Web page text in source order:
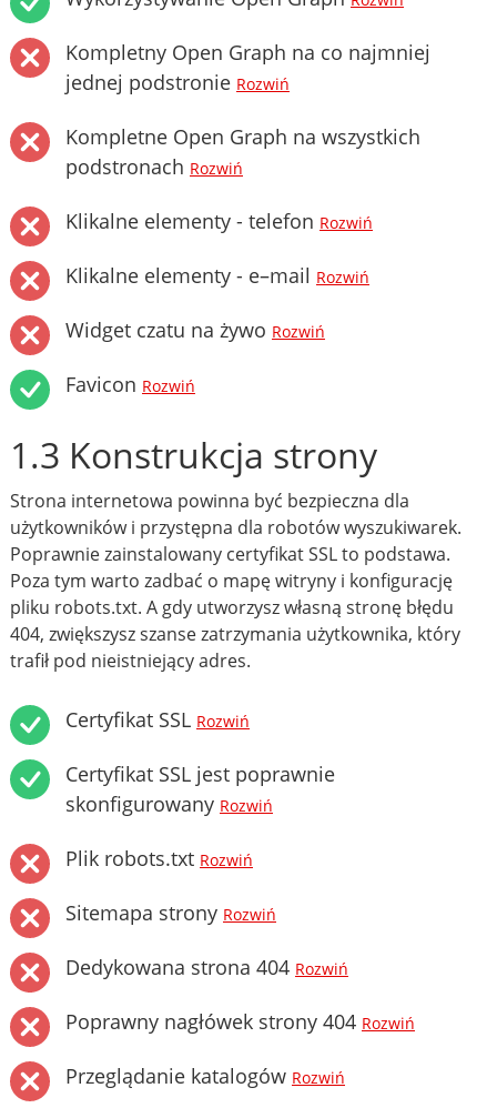
Kompletny Open Graph na co najmniej
jednej podstronie Rozwiń
Kompletne Open Graph na wszystkich
podstronach Rozwiń
Klikalne elementy - telefon Rozwiń
Klikalne elementy - e–mail Rozwiń
Widget czatu na żywo Rozwiń
Favicon Rozwiń
1.3 Konstrukcja strony
Strona internetowa powinna być bezpieczna dla
użytkowników i przystępna dla robotów wyszukiwarek.
Poprawnie zainstalowany certyfikat SSL to podstawa.
Poza tym warto zadbać o mapę witryny i konfigurację
pliku robots.txt. A gdy utworzysz własną stronę błędu
404, zwiększysz szanse zatrzymania użytkownika, który
trafił pod nieistniejący adres.
Certyfikat SSL Rozwiń
Certyfikat SSL jest poprawnie
skonfigurowany Rozwiń
Plik robots.txt Rozwiń
Sitemapa strony Rozwiń
Dedykowana strona 404 Rozwiń
Poprawny nagłówek strony 404 Rozwiń
Przeglądanie katalogów Rozwiń